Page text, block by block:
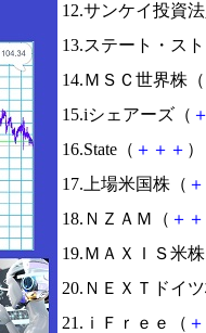
12.サンケイ投資
13.ステート・ス
14.ＭＳＣ世界株（
15.iシェアーズ（
16.State（ ＋ ＋ ＋
17.上場米国株（ ＋
18.ＮＺＡＭ（ ＋ ＋
19.ＭＡＸＩＳ米
20.ＮＥＸＴドイ
21.ｉＦｒｅｅ（ ＋